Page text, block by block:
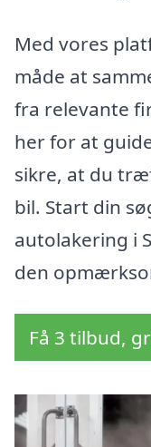
Med vores
måde at
fra relevante
her for at
sikre, at du
bil. Start din
autolakering i
den
Få 3 tilbud,